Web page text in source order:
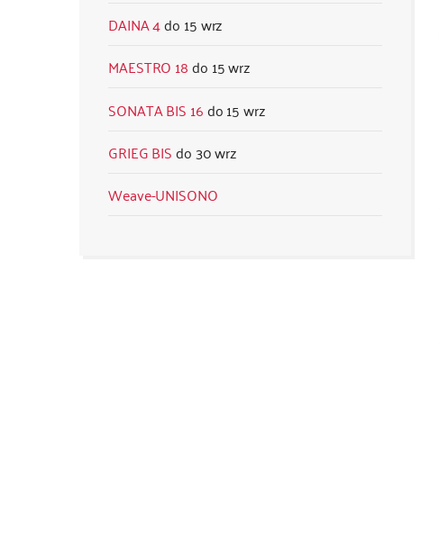
DAINA 4
15 wrz
MAESTRO 18
15 wrz
SONATA BIS 16
15 wrz
GRIEG BIS
30 wrz
Weave-UNISONO